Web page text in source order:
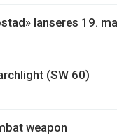
lanseres 19.
(SW 60)
weapon